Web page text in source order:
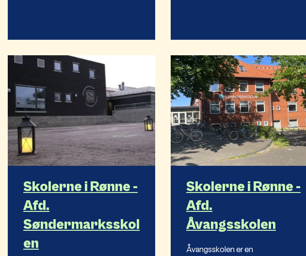
Skolerne i Rønne -
Afd.
Søndermarksskol
en
Skolerne i Rønne -
Afd.
Åvangsskolen
Åvangsskolen er en